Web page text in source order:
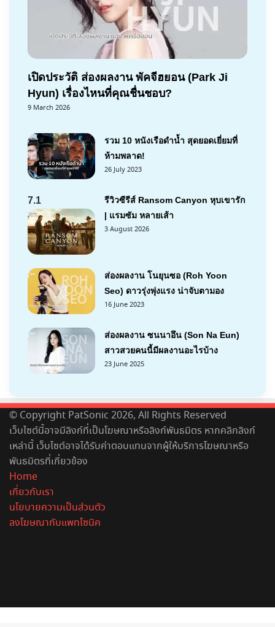
เปิดประวัติ ส่องผลงาน พัคจีฮยอน (Park Ji
Hyun) เรื่องไหนที่คุณชื่นชอบ?
9 March 2026
รวม 10 หนังเรือดำน้ำ สุดยอดเยี่ยมที่
ห้ามพลาด!
26 July 2023
7.1
รีวิวซีรีส์ Ransom Canyon หุบเขารัก
| แรมซัม หลายเส้า
3 August 2026
ส่องผลงาน โนยุนซอ (Roh Yoon
Seo) ดาวรุ่งพุ่งแรง น่าจับตามอง
16 June 2023
ส่องผลงาน ซนนาอึน (Son Na Eun)
สาวสวยคนนี้มีผลงานอะไรบ้าง
23 June 2025
© Copyright PatSonic 2026, All Rights Reserved
เว็บไซต์นี้อาจมีลิงก์ที่เป็นโฆษณาหรือลิงก์พันธมิตร หากคลิกลิงก์
เหล่านี้ เว็บไซต์อาจได้รับค่าตอบแทนจากผู้ให้บริการโฆษณาหรือ
พันธมิตรที่เกี่ยวข้อง
Home
เกี่ยวกับเรา
นโยบายความเป็นส่วนตัว
ลงโฆษณากับแพทโซนิค